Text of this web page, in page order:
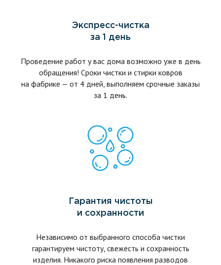
Экспресс-чистка
за 1 день
Проведение работ у вас дома возможно уже в день
обращения! Сроки чистки и стирки ковров
на фабрике — от 4 дней, выполняем срочные заказы
за 1 день.
Гарантия чистоты
и сохранности
Независимо от выбранного способа чистки
гарантируем чистоту, свежесть и сохранность
изделия. Никакого риска появления разводов